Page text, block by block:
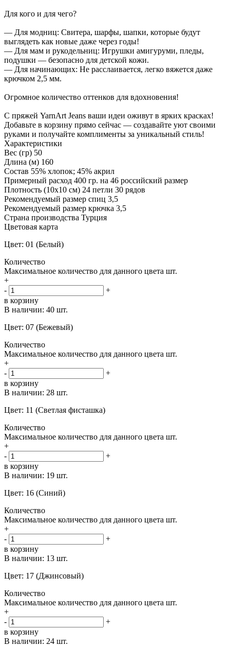
Для кого и для чего?
— Для модниц: Свитера, шарфы, шапки, которые будут
выглядеть как новые даже через годы!
— Для мам и рукодельниц: Игрушки амигуруми, пледы,
подушки — безопасно для детской кожи.
— Для начинающих: Не расслаивается, легко вяжется даже
крючком 2,5 мм.
Огромное количество оттенков для вдохновения!
С пряжей YarnArt Jeans ваши идеи оживут в ярких красках!
Добавьте в корзину прямо сейчас — создавайте уют своими
руками и получайте комплименты за уникальный стиль!
Характеристики
Вес (гр) 50
Длина (м) 160
Состав 55% хлопок; 45% акрил
Примерный расход 400 гр. на 46 российский размер
Плотность (10x10 см) 24 петли 30 рядов
Рекомендуемый размер спиц 3,5
Рекомендуемый размер крючка 3,5
Страна производства Турция
Цветовая карта
Цвет: 01 (Белый)
Количество
Максимальное количество для данного цвета шт.
+
-
+
в корзину
В наличии: 40 шт.
Цвет: 07 (Бежевый)
Количество
Максимальное количество для данного цвета шт.
+
-
+
в корзину
В наличии: 28 шт.
Цвет: 11 (Светлая фисташка)
Количество
Максимальное количество для данного цвета шт.
+
-
+
в корзину
В наличии: 19 шт.
Цвет: 16 (Синий)
Количество
Максимальное количество для данного цвета шт.
+
-
+
в корзину
В наличии: 13 шт.
Цвет: 17 (Джинсовый)
Количество
Максимальное количество для данного цвета шт.
+
-
+
в корзину
В наличии: 24 шт.